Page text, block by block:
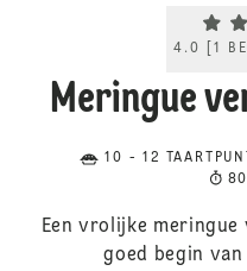
4.0 [1
Meringue
10 - 12
Een vrolijke
goed begin